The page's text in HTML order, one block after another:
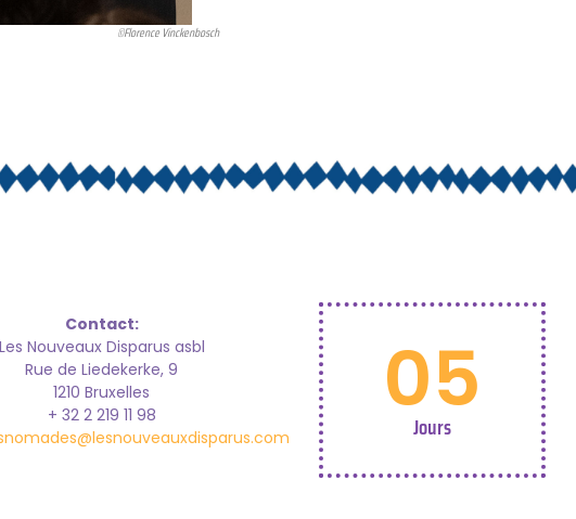
©Florence Vinckenbosch
Contact:
Les Nouveaux Disparus asbl
Rue de Liedekerke, 9
1210 Bruxelles
+ 32 2 219 11 98
05
Jours